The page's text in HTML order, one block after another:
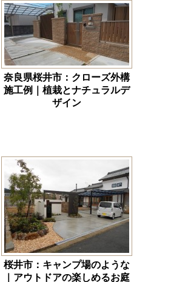
奈良県桜井市：クローズ外構
施工例｜植栽とナチュラルデ
ザイン
桜井市：キャンプ場のような
｜アウトドアの楽しめるお庭